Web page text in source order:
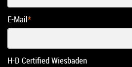
E-Mail*
H-D Certified Wiesbaden